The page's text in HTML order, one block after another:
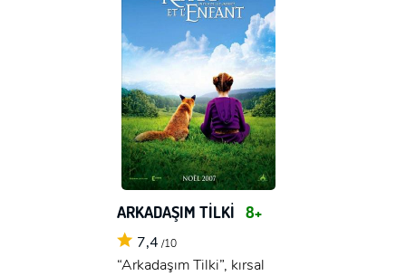
ARKADAŞIM TİLKİ 8+
7,4 /10
“Arkadaşım Tilki”, kırsal